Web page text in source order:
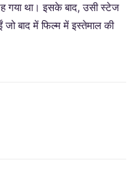
गया था। इसके बाद, उसी स्टेज
बाद में फिल्म में इस्तेमाल की